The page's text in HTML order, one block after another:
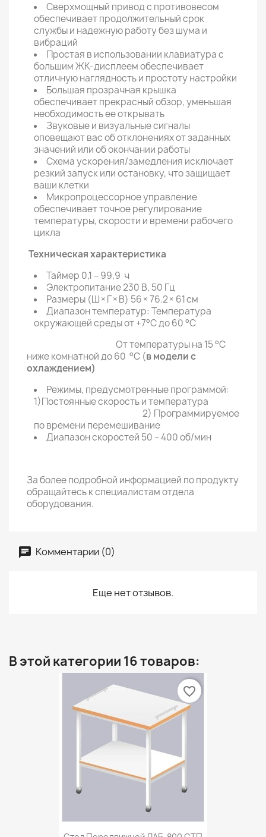
Сверхмощный привод с противовесом
обеспечивает продолжительный срок
службы и надежную работу без шума и
вибраций
Простая в использовании клавиатура с
большим ЖК-дисплеем обеспечивает
отличную наглядность и простоту настройки
Большая прозрачная крышка
обеспечивает прекрасный обзор, уменьшая
необходимость ее открывать
Звуковые и визуальные сигналы
оповещают вас об отклонениях от заданных
значений или об окончании работы
Схема ускорения/замедления исключает
резкий запуск или остановку, что защищает
ваши клетки
Микропроцессорное управление
обеспечивает точное регулирование
температуры, скорости и времени рабочего
цикла
Техническая характеристика
Таймер 0,1 – 99,9 ч
Электропитание 230 В, 50 Гц
Размеры (Ш × Г × В) 56 × 76.2 × 61 см
Диапазон температур: Температура
окружающей среды от +7°C до 60 °C
От температуры на 15 °C
ниже комнатной до 60 °C (в модели с
охлаждением)
Режимы, предусмотренные программой:
1)Постоянные скорость и температура
2) Программируемое
по времени перемешивание
Диапазон скоростей 50 – 400 об/мин
За более подробной информацией по продукту
обращайтесь к специалистам отдела
оборудования.
Комментарии (0)
Еще нет отзывов.
В этой категории 16 товаров:
favorite_border